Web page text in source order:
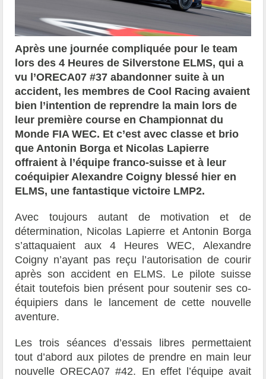
Après une journée compliquée pour le team
lors des 4 Heures de Silverstone ELMS, qui a
vu l’ORECA07 #37 abandonner suite à un
accident, les membres de Cool Racing avaient
bien l’intention de reprendre la main lors de
leur première course en Championnat du
Monde FIA WEC. Et c’est avec classe et brio
que Antonin Borga et Nicolas Lapierre
offraient à l’équipe franco-suisse et à leur
coéquipier Alexandre Coigny blessé hier en
ELMS, une fantastique victoire LMP2.
Avec toujours autant de motivation et de
détermination, Nicolas Lapierre et Antonin Borga
s’attaquaient aux 4 Heures WEC, Alexandre
Coigny n’ayant pas reçu l’autorisation de courir
après son accident en ELMS. Le pilote suisse
était toutefois bien présent pour soutenir ses co-
équipiers dans le lancement de cette nouvelle
aventure.
Les trois séances d’essais libres permettaient
tout d’abord aux pilotes de prendre en main leur
nouvelle ORECA07 #42. En effet l’équipe avait